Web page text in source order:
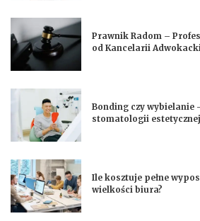
Prawnik Radom –
od Kancelarii
Bonding czy wybielanie
stomatologii
Ile kosztuje pełne
wielkości biura?